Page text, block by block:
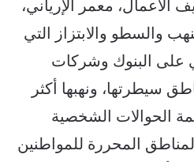
الأعمال، معمر الإرياني،
والسطو والابتزاز التي
على البنوك وشركات
سيطرتها، ونهبها أكثر
قيمة الحوالات الشخصية
المحررة للمواطنين